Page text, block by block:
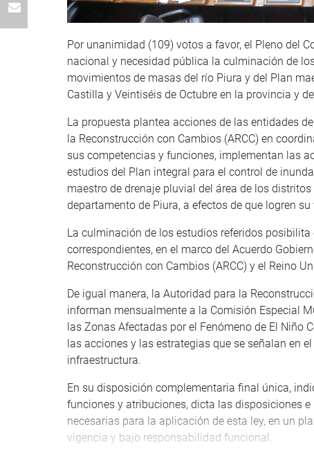
Por unanimidad (109) votos a favor, el Pleno del
nacional y necesidad pública la culminación de
movimientos de masas del río Piura y del Plan
Castilla y Veintiséis de Octubre en la provincia y
La propuesta plantea acciones de las entidades
la Reconstrucción con Cambios (ARCC) en
sus competencias y funciones, implementan las
estudios del Plan integral para el control de
maestro de drenaje pluvial del área de los
departamento de Piura, a efectos de que logren
La culminación de los estudios referidos
correspondientes, en el marco del Acuerdo
Reconstrucción con Cambios (ARCC) y el Reino
De igual manera, la Autoridad para la
informan mensualmente a la Comisión Especial
las Zonas Afectadas por el Fenómeno de El Niño
las acciones y las estrategias que se señalan en
infraestructura.
En su disposición complementaria final única,
funciones y atribuciones, dicta las disposiciones
necesarias para la aplicación de esta ley, en un
vigencia y bajo responsabilidad funcional.